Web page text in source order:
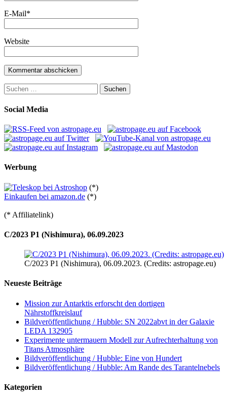
E-Mail*
Website
Suchen
nach:
Social Media
Werbung
(*)
Einkaufen bei amazon.de (*)
(* Affiliatelink)
C/2023 P1 (Nishimura), 06.09.2023
C/2023 P1 (Nishimura), 06.09.2023. (Credits: astropage.eu)
Neueste Beiträge
Mission zur Antarktis erforscht den dortigen
Nährstoffkreislauf
Bildveröffentlichung / Hubble: SN 2022abvt in der Galaxie
LEDA 132905
Experimente untermauern Modell zur Aufrechterhaltung von
Titans Atmosphäre
Bildveröffentlichung / Hubble: Eine von Hundert
Bildveröffentlichung / Hubble: Am Rande des Tarantelnebels
Kategorien